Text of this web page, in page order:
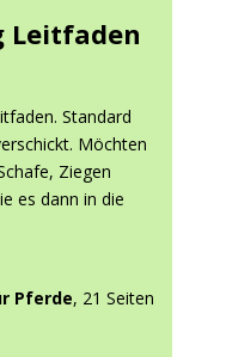
Leitfaden
Standard
Möchten
Ziegen
es dann in die
Pferde, 21 Seiten